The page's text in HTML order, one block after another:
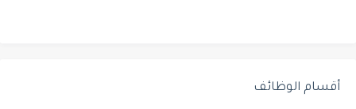
أقسام الوظائف